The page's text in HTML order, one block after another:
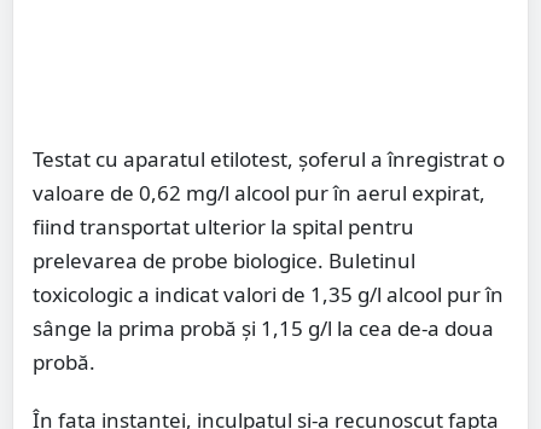
Testat cu aparatul etilotest, șoferul a înregistrat o
valoare de 0,62 mg/l alcool pur în aerul expirat,
fiind transportat ulterior la spital pentru
prelevarea de probe biologice. Buletinul
toxicologic a indicat valori de 1,35 g/l alcool pur în
sânge la prima probă și 1,15 g/l la cea de-a doua
probă.
În fața instanței, inculpatul și-a recunoscut fapta